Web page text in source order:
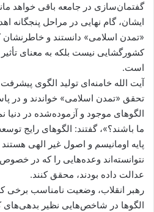
گفتمان‌سازی در جامعه باقی خواهد
ایشان، گام نهایی در مراحل پنجگانه
«تمدن اسلامی» دانستند و خاطرنشان
کشورگشایی نیست بلکه به معنای تأثیر
است.
آیت الله خامنه‌ای تولید الگوی
تحقق «تمدن اسلامی» خواندند و در
الگوهای موجود و آزموده‌شده در دنیا
ما باشند؟»، گفتند: الگوهای رایج
پایه اومانیسم و اصول غیر الهی هستند
نتوانسته‌اند وعده‌هایی را که در
عدالت داده بودند، محقق کنند.
رهبر انقلاب، وضعیت نامناسب برخی
الگوها در شاخص‌هایی نظیر بدهی‌های